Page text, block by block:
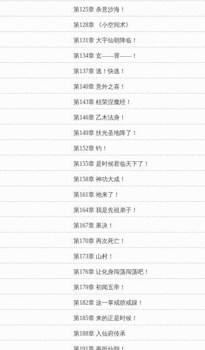
第125章 杀意沙海！
第128章 《小空间术》
第131章 大宇仙朝降临！
第134章 玄——霄——！
第137章 逃！快逃！
第140章 意外之喜！
第143章 枯荣涅魔经！
第146章 乙木法身！
第149章 扶光圣地降了！
第152章 钓！
第155章 是时候君临天下了！
第158章 神功大成！
第161章 祂来了！
第164章 我是先祖弟子！
第167章 果决！
第170章 再次死亡！
第173章 山村！
第176章 让化身闯荡闯荡吧！
第179章 初闻五帝！
第182章 这一掌戒骄戒躁！
第185章 来的正是时候！
第188章 入仙府传承